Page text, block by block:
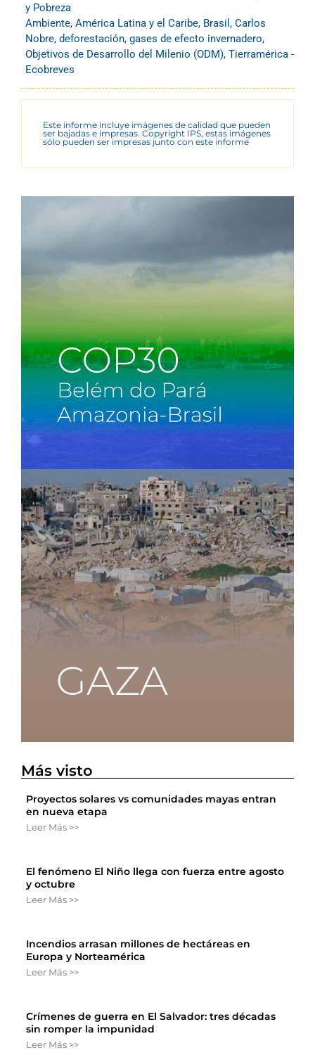
y Pobreza
Ambiente, América Latina y el Caribe, Brasil , Carlos
Nobre, deforestación, gases de efecto invernadero,
Objetivos de Desarrollo del Milenio (ODM), Tierramérica -
Ecobreves
Este informe incluye imágenes de calidad que pueden
ser bajadas e impresas. Copyright IPS, estas imágenes
sólo pueden ser impresas junto con este informe
Más visto
Proyectos solares vs comunidades mayas entran
en nueva etapa
Leer Más >>
El fenómeno El Niño llega con fuerza entre agosto
y octubre
Leer Más >>
Incendios arrasan millones de hectáreas en
Europa y Norteamérica
Leer Más >>
Crímenes de guerra en El Salvador: tres décadas
sin romper la impunidad
Leer Más >>